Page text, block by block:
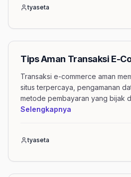
tyaseta
Tips Aman Transaksi E-
Transaksi e-commerce aman
situs terpercaya, pengamanan
metode pembayaran yang bijak
Selengkapnya
tyaseta